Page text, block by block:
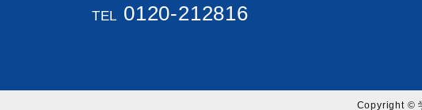
TEL 0120-212816